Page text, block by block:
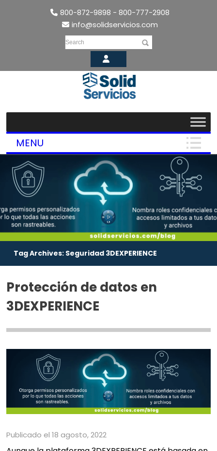
800-872-9898 - 800-777-2908
info@solidservicios.com
Search
MENU
Tag Archives: Seguridad 3DEXPERIENCE
Protección de datos en
3DEXPERIENCE
Publicado el 18 agosto, 2022